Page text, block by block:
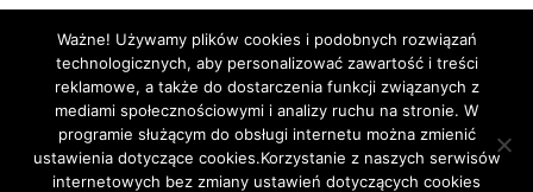
Podążaj za nami
Ważne! Używamy plików cookies i podobnych rozwiązań
technologicznych, aby personalizować zawartość i treści
reklamowe, a także do dostarczenia funkcji związanych z
mediami społecznościowymi i analizy ruchu na stronie. W
programie służącym do obsługi internetu można zmienić
ustawienia dotyczące cookies.Korzystanie z naszych serwisów
internetowych bez zmiany ustawień dotyczących cookies